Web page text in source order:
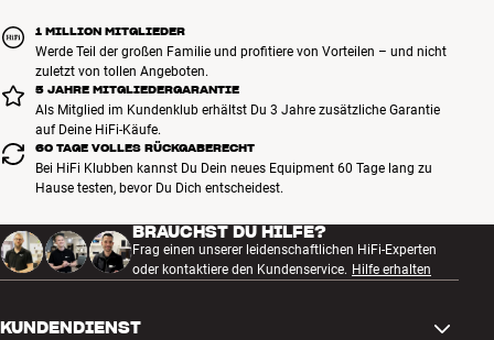
1 MILLION MITGLIEDER
Werde Teil der großen Familie und profitiere von Vorteilen – und nicht
zuletzt von tollen Angeboten.
5 JAHRE MITGLIEDERGARANTIE
Als Mitglied im Kundenklub erhältst Du 3 Jahre zusätzliche Garantie
auf Deine HiFi-Käufe.
60 TAGE VOLLES RÜCKGABERECHT
Bei HiFi Klubben kannst Du Dein neues Equipment 60 Tage lang zu
Hause testen, bevor Du Dich entscheidest.
BRAUCHST DU HILFE?
Frag einen unserer leidenschaftlichen HiFi-Experten
oder kontaktiere den Kundenservice. Hilfe erhalten
KUNDENDIENST